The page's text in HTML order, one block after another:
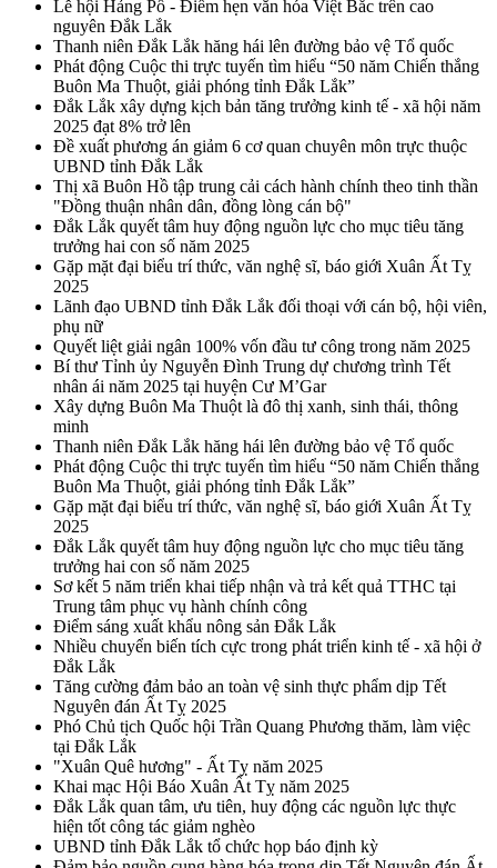
Lễ hội Hảng Pồ - Điểm hẹn văn hóa Việt Bắc trên cao
nguyên Đắk Lắk
Thanh niên Đắk Lắk hăng hái lên đường bảo vệ Tổ quốc
Phát động Cuộc thi trực tuyến tìm hiểu “50 năm Chiến thắng
Buôn Ma Thuột, giải phóng tỉnh Đắk Lắk”
Đắk Lắk xây dựng kịch bản tăng trưởng kinh tế - xã hội năm
2025 đạt 8% trở lên
Đề xuất phương án giảm 6 cơ quan chuyên môn trực thuộc
UBND tỉnh Đắk Lắk
Thị xã Buôn Hồ tập trung cải cách hành chính theo tinh thần
"Đồng thuận nhân dân, đồng lòng cán bộ"
Đắk Lắk quyết tâm huy động nguồn lực cho mục tiêu tăng
trưởng hai con số năm 2025
Gặp mặt đại biểu trí thức, văn nghệ sĩ, báo giới Xuân Ất Tỵ
2025
Lãnh đạo UBND tỉnh Đắk Lắk đối thoại với cán bộ, hội viên,
phụ nữ
Quyết liệt giải ngân 100% vốn đầu tư công trong năm 2025
Bí thư Tỉnh ủy Nguyễn Đình Trung dự chương trình Tết
nhân ái năm 2025 tại huyện Cư M’Gar
Xây dựng Buôn Ma Thuột là đô thị xanh, sinh thái, thông
minh
Thanh niên Đắk Lắk hăng hái lên đường bảo vệ Tổ quốc
Phát động Cuộc thi trực tuyến tìm hiểu “50 năm Chiến thắng
Buôn Ma Thuột, giải phóng tỉnh Đắk Lắk”
Gặp mặt đại biểu trí thức, văn nghệ sĩ, báo giới Xuân Ất Tỵ
2025
Đắk Lắk quyết tâm huy động nguồn lực cho mục tiêu tăng
trưởng hai con số năm 2025
Sơ kết 5 năm triển khai tiếp nhận và trả kết quả TTHC tại
Trung tâm phục vụ hành chính công
Điểm sáng xuất khẩu nông sản Đắk Lắk
Nhiều chuyển biến tích cực trong phát triển kinh tế - xã hội ở
Đắk Lắk
Tăng cường đảm bảo an toàn vệ sinh thực phẩm dịp Tết
Nguyên đán Ất Tỵ 2025
Phó Chủ tịch Quốc hội Trần Quang Phương thăm, làm việc
tại Đắk Lắk
"Xuân Quê hương" - Ất Tỵ năm 2025
Khai mạc Hội Báo Xuân Ất Tỵ năm 2025
Đắk Lắk quan tâm, ưu tiên, huy động các nguồn lực thực
hiện tốt công tác giảm nghèo
UBND tỉnh Đắk Lắk tổ chức họp báo định kỳ